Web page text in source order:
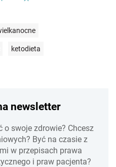
ketodieta
newsletter
o swoje zdrowie? Chcesz
Być na czasie z
w przepisach prawa
i praw pacjenta?